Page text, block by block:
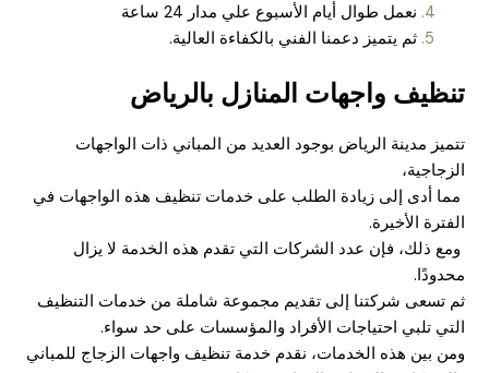
نعمل طوال أيام الأسبوع علي مدار 24 ساعة
ثم يتميز دعمنا الفني بالكفاءة العالية.
تنظيف واجهات المنازل بالرياض
تتميز مدينة الرياض بوجود العديد من المباني ذات الواجهات
الزجاجية،
مما أدى إلى زيادة الطلب على خدمات تنظيف هذه الواجهات في
الفترة الأخيرة.
ومع ذلك، فإن عدد الشركات التي تقدم هذه الخدمة لا يزال
محدودًا.
ثم تسعى شركتنا إلى تقديم مجموعة شاملة من خدمات التنظيف
التي تلبي احتياجات الأفراد والمؤسسات على حد سواء.
ومن بين هذه الخدمات، نقدم خدمة تنظيف واجهات الزجاج للمباني